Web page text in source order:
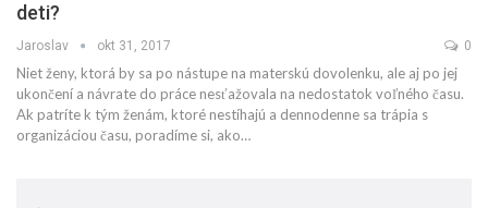
deti?
Jaroslav okt 31, 2017 0
Niet ženy, ktorá by sa po nástupe na materskú dovolenku, ale aj po jej
ukončení a návrate do práce nesťažovala na nedostatok voľného času.
Ak patríte k tým ženám, ktoré nestíhajú a dennodenne sa trápia s
organizáciou času, poradíme si, ako…